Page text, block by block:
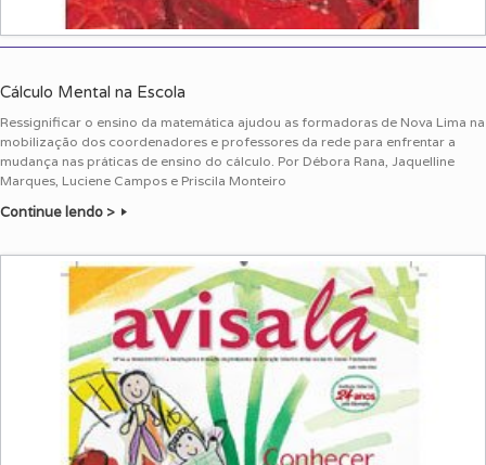
Cálculo Mental na Escola
Ressignificar o ensino da matemática ajudou as formadoras de Nova Lima na
mobilização dos coordenadores e professores da rede para enfrentar a
mudança nas práticas de ensino do cálculo. Por Débora Rana, Jaquelline
Marques, Luciene Campos e Priscila Monteiro
Continue lendo >